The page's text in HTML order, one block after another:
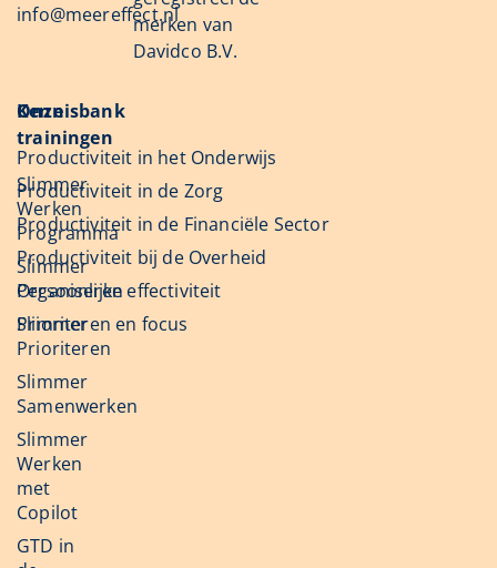
info@meereffect.nlmerken van
Davidco B.V.
Onze
trainingen
Slimmer
Werken
Programma
Slimmer
Organiseren
Slimmer
Prioriteren
Slimmer
Samenwerken
Slimmer
Werken
met
Copilot
GTD in
Kennisbank
Productiviteit in het Onderwijs
Productiviteit in de Zorg
Productiviteit in de Financiële Sector
Productiviteit bij de Overheid
Persoonlijke effectiviteit
Prioriteren en focus